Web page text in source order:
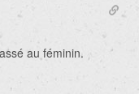
au féminin.